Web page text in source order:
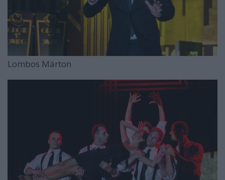
Lombos Márton